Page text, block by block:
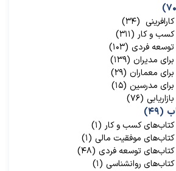
(۳۴)
کسب و کار (۳۱۱)
توسعه فردی (۱۰۳)
مدیران (۱۳۹)
معماران (۲۹)
برای مدرسین (۱۵)
(۷۶)
(۴۹)
کسب و کار (۱)
موفقیت مالی (۱)
توسعه فردی (۴۸)
روانشناسی (۱)